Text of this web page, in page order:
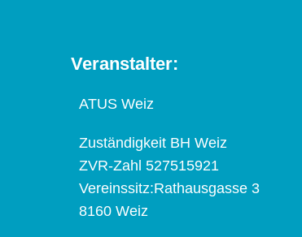
Veranstalter:
ATUS Weiz
Zuständigkeit BH Weiz
ZVR-Zahl 527515921
Vereinssitz:Rathausgasse 3
8160 Weiz